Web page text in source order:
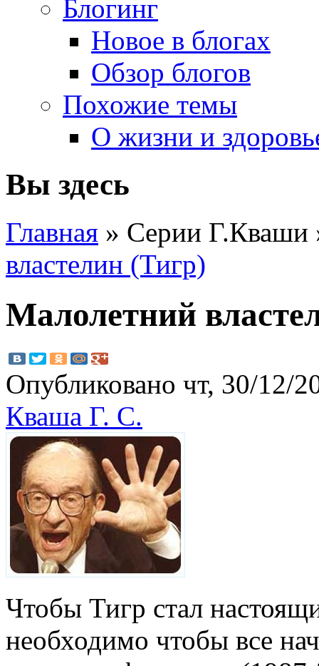
Блогинг
Новое в блогах
Обзор блогов
Похожие темы
О жизни и
Вы здесь
Главная » Серии
властелин (Тигр)
Малолетний
Опубликовано чт, 30/12/
Кваша Г. С.
Чтобы Тигр стал
необходимо чтобы все